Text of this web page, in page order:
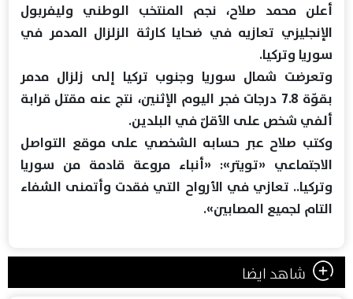
أعلن محمد صلاح، نجم المنتخب الوطني وليفربول
الإنجليزي تعازيه في ضحايا كارثة الزلزال المدمر في
سوريا وتركيا.
وتعرضت شمال سوريا وجنوب تركيا إلى زلزال مدمر
بقوّة 7.8 درجات فجر اليوم الإثنين، نتج عنه مقتل قرابة
ألفي شخص على الأقلّ في البلدين.
وكتب صلاح عبر حسابه الشخصي على موقع التواصل
الاجتماعي «تويتر»: «أنباء مروعة قادمة من سوريا
وتركيا.. تعازي في الأرواح التي فقدت وأتمنى الشفاء
التام لجميع المصابين».
شاهد ايضا